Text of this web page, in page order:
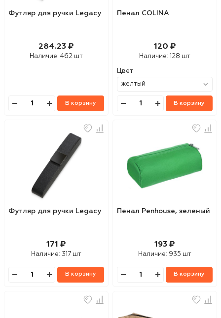
Футляр для ручки Legacy
284.23 ₽
Наличие: 462 шт
В корзину
Пенал COLINA
120 ₽
Наличие: 128 шт
Цвет
В корзину
Футляр для ручки Legacy
171 ₽
Наличие: 317 шт
В корзину
Пенал Penhouse, зеленый
193 ₽
Наличие: 935 шт
В корзину